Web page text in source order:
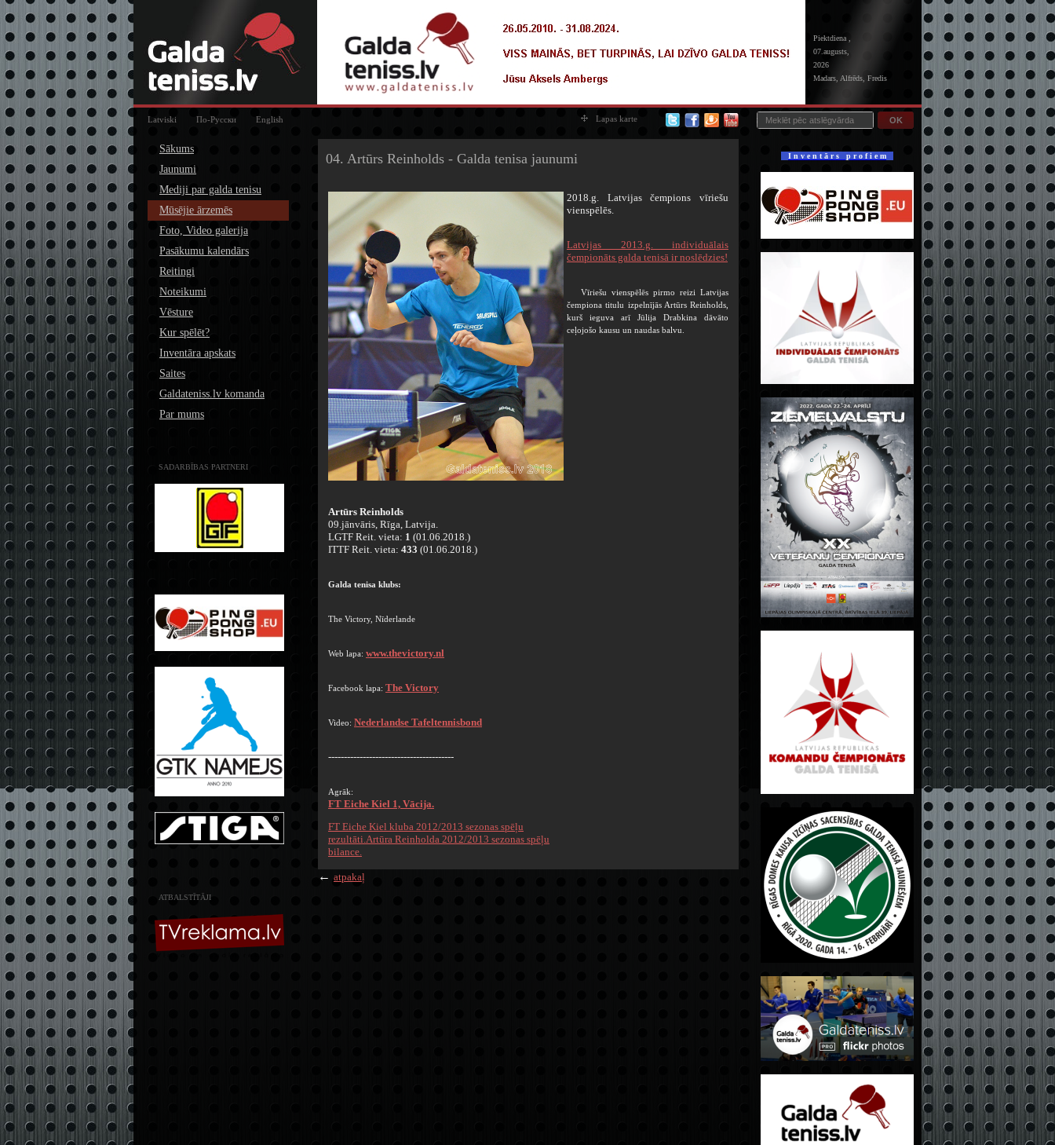
Piektdiena ,
07.augusts,
2026
Madars, Alfrēds, Fredis
OK
Latviski По-Русски English Lapas karte
Sākums
Jaunumi
Mediji par galda tenisu
Mūsējie ārzemēs
Foto, Video galerija
Pasākumu kalendārs
Reitingi
Noteikumi
Vēsture
Kur spēlēt?
Inventāra apskats
Saites
Galdateniss.lv komanda
Par mums
SADARBĪBAS PARTNERI
ATBALSTĪTĀJI
04. Artūrs Reinholds - Galda tenisa jaunumi
Artūrs Reinholds
09.jānvāris, Rīga, Latvija.
LGTF Reit. vieta: 1 (01.06.2018.)
ITTF Reit. vieta: 433 (01.06.2018.)
Galda tenisa klubs:
The Victory, Nīderlande
Web lapa: www.thevictory.nl
Facebook lapa: The Victory
Video: Nederlandse Tafeltennisbond
----------------------------------------
Agrāk:
FT Eiche Kiel 1, Vācija.
FT Eiche Kiel kluba 2012/2013 sezonas spēļu
rezultāti.Artūra Reinholda 2012/2013 sezonas spēļu
bilance.
2018.g. Latvijas čempions vīriešu
vienspēlēs.
Latvijas 2013.g. individuālais
čempionāts galda tenisā ir noslēdzies!
Vīriešu vienspēlēs pirmo reizi Latvijas
čempiona titulu izpelnījās Artūrs Reinholds,
kurš ieguva arī Jūlija Drabkina dāvāto
ceļojošo kausu un naudas balvu.
← atpakaļ
I n v e n t ā r s p r o f i e m